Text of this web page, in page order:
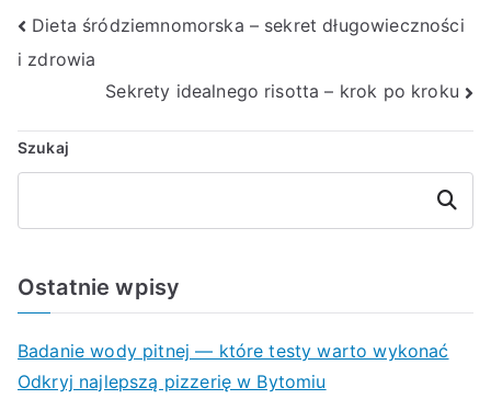
Nawigacja
wpisu
Dieta śródziemnomorska – sekret długowieczności
i zdrowia
Sekrety idealnego risotta – krok po kroku
Szukaj
Szukaj
Ostatnie wpisy
Badanie wody pitnej — które testy warto wykonać
Odkryj najlepszą pizzerię w Bytomiu